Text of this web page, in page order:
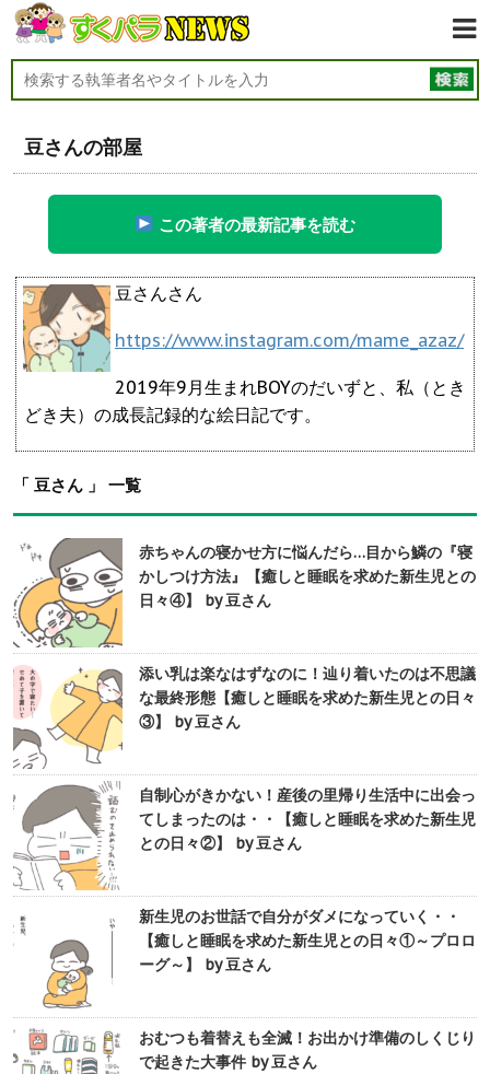
豆さんの部屋
この著者の最新記事を読む
豆さんさん
https://www.instagram.com/mame_azaz/
2019年9月生まれBOYのだいずと、私（とき
どき夫）の成長記録的な絵日記です。
「 豆さん 」 一覧
赤ちゃんの寝かせ方に悩んだら…目から鱗の『寝
かしつけ方法』【癒しと睡眠を求めた新生児との
日々④】 by 豆さん
添い乳は楽なはずなのに！辿り着いたのは不思議
な最終形態【癒しと睡眠を求めた新生児との日々
③】 by 豆さん
自制心がきかない！産後の里帰り生活中に出会っ
てしまったのは・・【癒しと睡眠を求めた新生児
との日々②】 by 豆さん
新生児のお世話で自分がダメになっていく・・
【癒しと睡眠を求めた新生児との日々①～プロロ
ーグ～】 by 豆さん
おむつも着替えも全滅！お出かけ準備のしくじり
で起きた大事件 by 豆さん